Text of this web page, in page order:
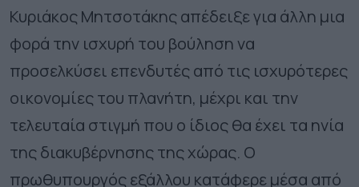
Κυριάκος Μητσοτάκης απέδειξε για άλλη μια
φορά την ισχυρή του βούληση να
προσελκύσει επενδυτές από τις ισχυρότερες
οικονομίες του πλανήτη, μέχρι και την
τελευταία στιγμή που ο ίδιος θα έχει τα ηνία
της διακυβέρνησης της χώρας. Ο
πρωθυπουργός εξάλλου κατάφερε μέσα από